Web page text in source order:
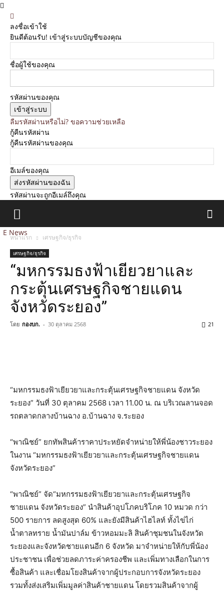
ลงชื่อเข้าใช้
ยินดีต้อนรับ! เข้าสู่ระบบบัญชีของคุณ
ชื่อผู้ใช้ของคุณ
รหัสผ่านของคุณ
ลืมรหัสผ่านหรือไม่? ขอความช่วยเหลือ
กู้คืนรหัสผ่าน
กู้คืนรหัสผ่านของคุณ
อีเมล์ของคุณ
รหัสผ่านจะถูกอีเมล์ถึงคุณ
E News
หน้าแรก เศรษฐกิจ/ธุรกิจ
เศรษฐกิจ/ธุรกิจ
“มหกรรมธงฟ้าเยียวยาและ
กระตุ้นเศรษฐกิจชายแดน
จังหวัดระยอง”
โดย กองบก. - 30 ตุลาคม 2568 21
“มหกรรมธงฟ้าเยียวยาและกระตุ้นเศรษฐกิจชายแดน จังหวัด
ระยอง” วันที่ 30 ตุลาคม 2568 เวลา 11.00 น. ณ บริเวณลานจอด
รถตลาดกลางบ้านฉาง อ.บ้านฉาง จ.ระยอง
“พาณิชย์” ยกทัพสินค้าราคาประหยัดจำหน่ายให้พี่น้องชาวระยอง
ในงาน “มหกรรมธงฟ้าเยียวยาและกระตุ้นเศรษฐกิจชายแดน
จังหวัดระยอง”
“พาณิชย์” จัด“มหกรรมธงฟ้าเยียวยาและกระตุ้นเศรษฐกิจ
ชายแดน จังหวัดระยอง” นำสินค้าอุปโภคบริโภค 10 หมวด กว่า
500 รายการ ลดสูงสุด 60% และยังมีสินค้าไฮไลท์ ทั้งไข่ไก่
น้ำตาลทราย น้ำมันปาล์ม ข้าวหอมมะลิ สินค้าชุมชนในจังหวัด
ระยองและจังหวัดชายแดนอีก 6 จังหวัด มาจำหน่ายให้กับพี่น้อง
ประชาชน เพื่อช่วยลดภาระค่าครองชีพ และเพิ่มทางเลือกในการ
ซื้อสินค้า และเชื่อมโยงสินค้าจากผู้ประกอบการจังหวัดระยอง
รวมทั้งส่งเสริมเพิ่มมูลค่าสินค้าชายแดน โดยรวมสินค้าจากผู้